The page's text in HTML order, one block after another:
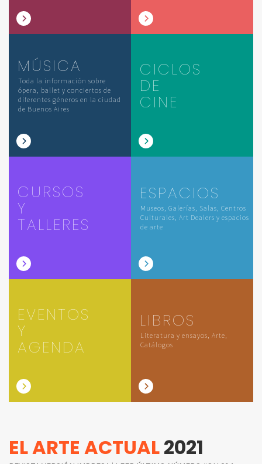
MÚSICA
Toda la información sobre
ópera, ballet y conciertos de
diferentes géneros en la ciudad
de Buenos Aires
CICLOS
DE
CINE
CURSOS
Y
TALLERES
ESPACIOS
Museos, Galerías, Salas, Centros
Culturales, Art Dealers y espacios
de arte
EVENTOS
Y
AGENDA
LIBROS
Literatura y ensayos, Arte,
Catálogos
EL ARTE ACTUAL2021